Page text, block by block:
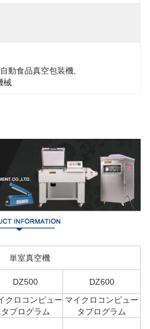
自動食品真空包装機
械
単室真空機
DZ500
DZ600
クロコンピュー
タプログラム
マイクロコンピュー
タプログラム